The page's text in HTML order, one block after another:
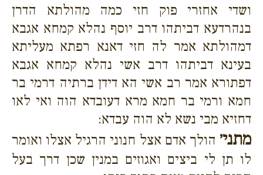
ושדי אחזרי פוק חזי כמה מהולתא הדרן
בנהרדעא דביתהו דרב יוסף נהלא קמחא אגבא
דמהולתא אמר לה חזי דאנא רפתא מעליתא
בעינא דביתהו דרב אשי נהלא קמחא אגבא
דפתורא אמר רב אשי הא דידן ברתיה דרמי בר
חמא ורמי בר חמא מרא דעובדא הוה ואי לאו
דחזיא מבי נשא לא הוה עבדא:
מתני׳ הולך אדם אצל חנוני הרגיל אצלו ואומר
לו תן לי ביצים ואגוזים במנין שכן דרך בעל